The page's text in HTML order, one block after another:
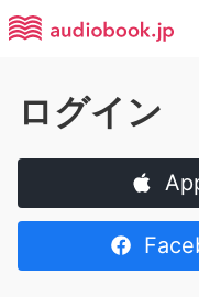
ログイン